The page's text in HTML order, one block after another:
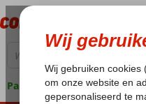
Pakketgarantie